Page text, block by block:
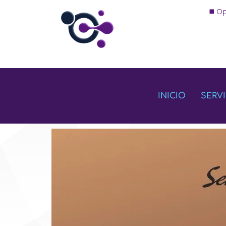
◼️
INICIO